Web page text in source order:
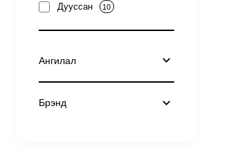
Дууссан 10
Ангилал
Брэнд